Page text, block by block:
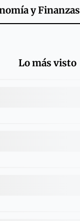
y Finanzas
Lo más visto